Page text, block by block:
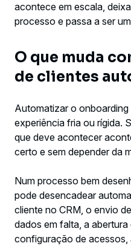
acontece em escala,
processo e passa a ser
O que muda
de clientes
Automatizar o
experiência fria ou rígida.
que deve acontecer
certo e sem depender da
Num processo bem
pode desencadear
cliente no CRM, o envio
dados em falta, a
configuração de acessos,